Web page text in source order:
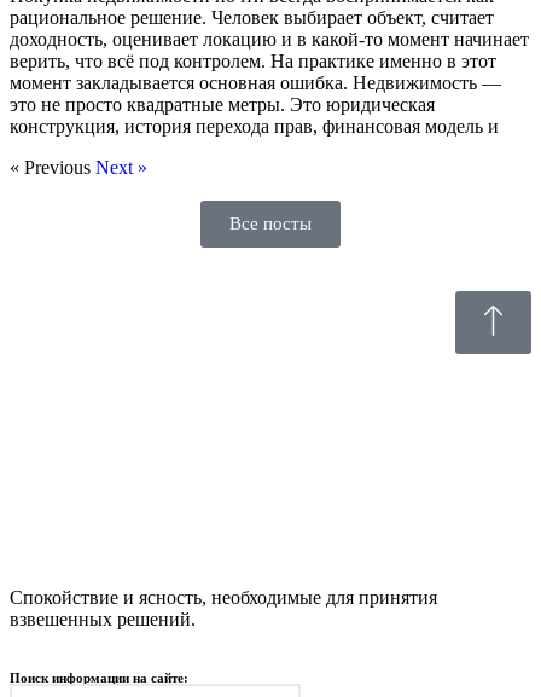
рациональное решение. Человек выбирает объект, считает
доходность, оценивает локацию и в какой-то момент начинает
верить, что всё под контролем. На практике именно в этот
момент закладывается основная ошибка. Недвижимость —
это не просто квадратные метры. Это юридическая
конструкция, история перехода прав, финансовая модель и
« Previous Next »
Все посты
Спокойствие и ясность, необходимые для принятия
взвешенных решений.
Поиск информации на сайте: